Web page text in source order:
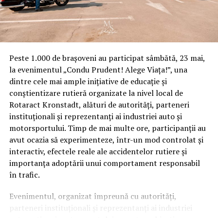
Fiecare dintre cele cinci publicații are propria structură
editorială și propriul unghi de abordare, dar toate
pornesc de la aceleași principii: informație documentată
decizia de business. Conținutul este organizat pe
categorii precum Afaceri și companii, Antreprenoriat,
Economie și finanțe, Piețe și industrii, Marketing și
vânzări, Tehnologie și inovație, Carieră și dezvoltare.
Publicațiile sunt disponibile gratuit, fără paywall, și pot
fi accesate de pe orice dispozitiv. Cititorii pot urmări
noutățile direct pe site sau prin canalele de social media
asociate fiecărei publicații.
Rețeaua este operată de SEO Digital S.R.L., companie
seodigital.ro, care conectează advertiserii cu peste 3.000
de publicații verificate din România pentru advertoriale,
Peste 1.000 de brașoveni au participat sâmbătă, 23 mai,
la evenimentul „Condu Prudent! Alege Viața!”, una
dintre cele mai ample inițiative de educație și
conștientizare rutieră organizate la nivel local de
Rotaract Kronstadt, alături de autorități, parteneri
instituționali și reprezentanți ai industriei auto și
motorsportului. Timp de mai multe ore, participanții au
avut ocazia să experimenteze, într-un mod controlat și
interactiv, efectele reale ale accidentelor rutiere și
importanța adoptării unui comportament responsabil
în trafic.
Evenimentul, organizat împreună cu autorități,
parteneri instituționali și reprezentanți ai industriei